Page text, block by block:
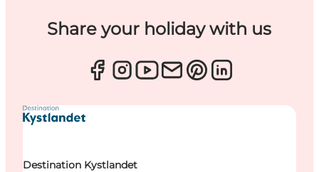
Share your holiday with us
Destination Kystlandet